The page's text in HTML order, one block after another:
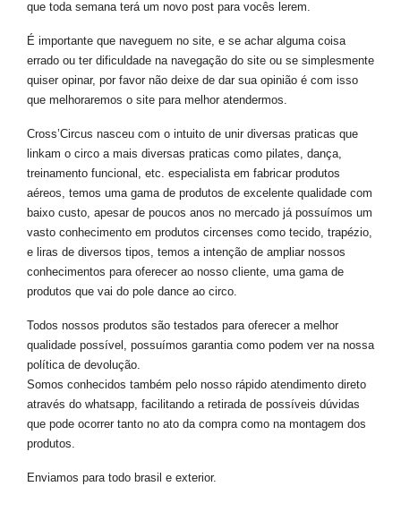
que toda semana terá um novo post para vocês lerem.
É importante que naveguem no site, e se achar alguma coisa
errado ou ter dificuldade na navegação do site ou se simplesmente
quiser opinar, por favor não deixe de dar sua opinião é com isso
que melhoraremos o site para melhor atendermos.
Cross’Circus nasceu com o intuito de unir diversas praticas que
linkam o circo a mais diversas praticas como pilates, dança,
treinamento funcional, etc. especialista em fabricar produtos
aéreos, temos uma gama de produtos de excelente qualidade com
baixo custo, apesar de poucos anos no mercado já possuímos um
vasto conhecimento em produtos circenses como tecido, trapézio,
e liras de diversos tipos, temos a intenção de ampliar nossos
conhecimentos para oferecer ao nosso cliente, uma gama de
produtos que vai do pole dance ao circo.
Todos nossos produtos são testados para oferecer a melhor
qualidade possível, possuímos garantia como podem ver na nossa
política de devolução.
Somos conhecidos também pelo nosso rápido atendimento direto
através do whatsapp, facilitando a retirada de possíveis dúvidas
que pode ocorrer tanto no ato da compra como na montagem dos
produtos.
Enviamos para todo brasil e exterior.